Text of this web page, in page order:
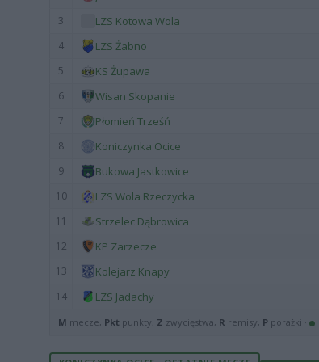
3 LZS Kotowa Wola
4 LZS Żabno
5 KS Żupawa
6 Wisan Skopanie
7 Płomień Trześń
8 Koniczynka Ocice
9 Bukowa Jastkowice
10 LZS Wola Rzeczycka
11 Strzelec Dąbrowica
12 KP Zarzecze
13 Kolejarz Knapy
14 LZS Jadachy
M mecze, Pkt punkty, Z zwycięstwa, R remisy, P porażki ·